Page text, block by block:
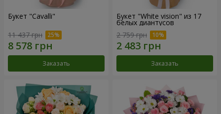
Букет "Cаvalli"
11 437 грн
Заказать
Букет "White vision" из 17
белых диантусов
2 759 грн
Заказать